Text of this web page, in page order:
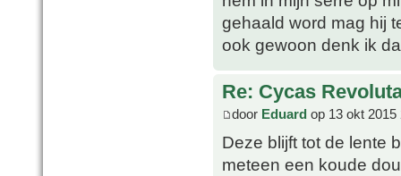
gehaald word mag hij
ook gewoon denk ik
Re: Cycas
door Eduard op 13 okt 2015
Deze blijft tot de lente
meteen een koude